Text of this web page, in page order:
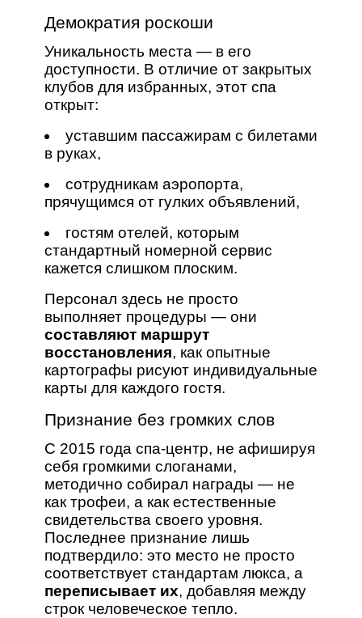
Демократия роскоши
Уникальность места — в его
доступности. В отличие от закрытых
клубов для избранных, этот спа
открыт:
уставшим пассажирам с билетами
в руках,
сотрудникам аэропорта,
прячущимся от гулких объявлений,
гостям отелей, которым
стандартный номерной сервис
кажется слишком плоским.
Персонал здесь не просто
выполняет процедуры — они
составляют маршрут
восстановления, как опытные
картографы рисуют индивидуальные
карты для каждого гостя.
Признание без громких слов
С 2015 года спа-центр, не афишируя
себя громкими слоганами,
методично собирал награды — не
как трофеи, а как естественные
свидетельства своего уровня.
Последнее признание лишь
подтвердило: это место не просто
соответствует стандартам люкса, а
переписывает их, добавляя между
строк человеческое тепло.